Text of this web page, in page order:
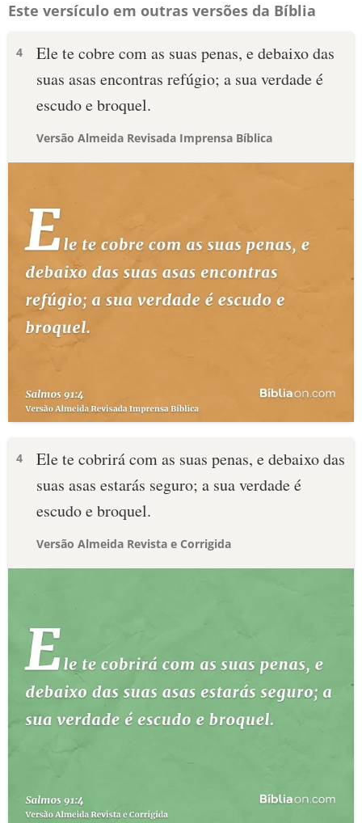
Este versículo em outras versões da Bíblia
4
Ele te cobre com as suas penas, e debaixo das
suas asas encontras refúgio; a sua verdade é
escudo e broquel.
Versão Almeida Revisada Imprensa Bíblica
4
Ele te cobrirá com as suas penas, e debaixo das
suas asas estarás seguro; a sua verdade é
escudo e broquel.
Versão Almeida Revista e Corrigida